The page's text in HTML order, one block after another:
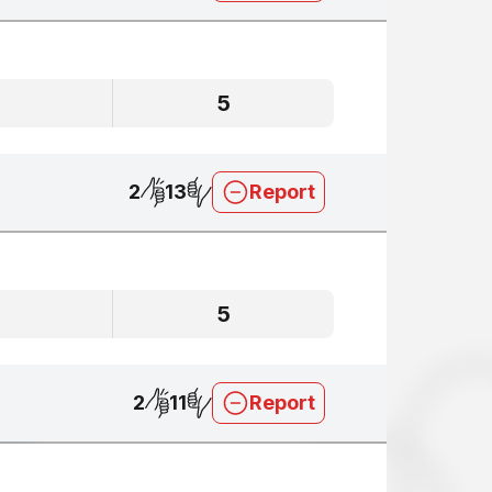
5
2 13 Report
5
2 11 Report